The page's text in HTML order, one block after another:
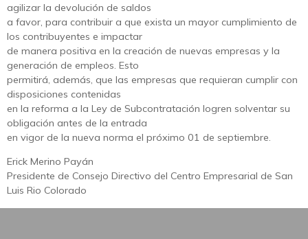
agilizar la devolución de saldos
a favor, para contribuir a que exista un mayor cumplimiento de
los contribuyentes e impactar
de manera positiva en la creación de nuevas empresas y la
generación de empleos. Esto
permitirá, además, que las empresas que requieran cumplir con
disposiciones contenidas
en la reforma a la Ley de Subcontratación logren solventar su
obligación antes de la entrada
en vigor de la nueva norma el próximo 01 de septiembre.
Erick Merino Payán
Presidente de Consejo Directivo del Centro Empresarial de San
Luis Rio Colorado